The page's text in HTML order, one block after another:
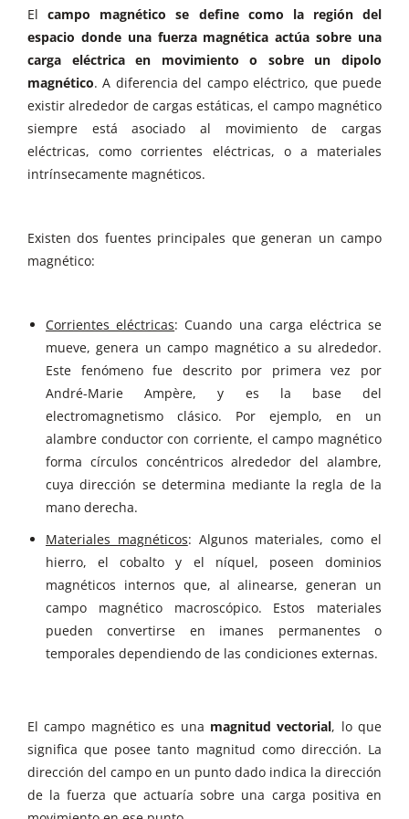
Elcampo magnético se define como la región del
espacio donde una fuerza magnética actúa sobre una
carga eléctrica en movimiento o sobre un dipolo
magnético. A diferencia del campo eléctrico, que puede
existir alrededor de cargas estáticas, el campo magnético
siempre está asociado al movimiento de cargas
eléctricas, como corrientes eléctricas, o a materiales
intrínsecamente magnéticos.
Existen dos fuentes principales que generan un campo
magnético:
Corrientes eléctricas: Cuando una carga eléctrica se
mueve, genera un campo magnético a su alrededor.
Este fenómeno fue descrito por primera vez por
André-Marie Ampère, y es la base del
electromagnetismo clásico. Por ejemplo, en un
alambre conductor con corriente, el campo magnético
forma círculos concéntricos alrededor del alambre,
cuya dirección se determina mediante la regla de la
mano derecha.
Materiales magnéticos: Algunos materiales, como el
hierro, el cobalto y el níquel, poseen dominios
magnéticos internos que, al alinearse, generan un
campo magnético macroscópico. Estos materiales
pueden convertirse en imanes permanentes o
temporales dependiendo de las condiciones externas.
El campo magnético es una magnitud vectorial, lo que
significa que posee tanto magnitud como dirección. La
dirección del campo en un punto dado indica la dirección
de la fuerza que actuaría sobre una carga positiva en